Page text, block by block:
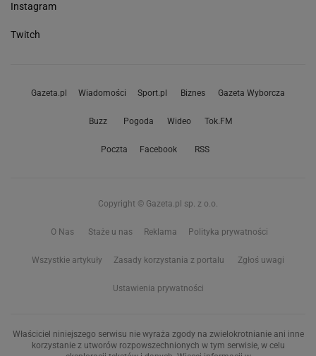
Instagram
Twitch
Gazeta.pl Wiadomości Sport.pl Biznes Gazeta Wyborcza
Buzz Pogoda Wideo Tok.FM
Poczta Facebook RSS
Copyright © Gazeta.pl sp. z o.o.
O Nas Staże u nas Reklama Polityka prywatności
Wszystkie artykuły Zasady korzystania z portalu Zgłoś uwagi
Ustawienia prywatności
Właściciel niniejszego serwisu nie wyraża zgody na zwielokrotnianie ani inne
korzystanie z utworów rozpowszechnionych w tym serwisie, w celu